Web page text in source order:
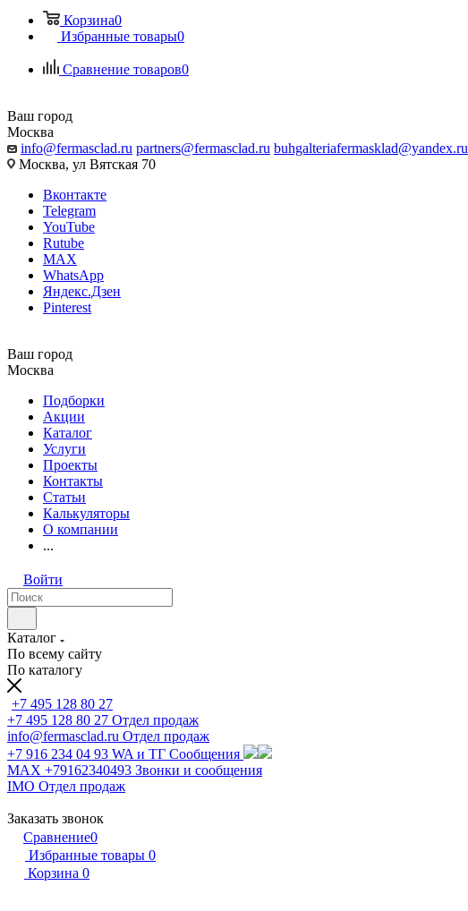
Корзина0
Избранные товары0
Сравнение товаров0
Ваш город
Москва
info@fermasclad.ru partners@fermasclad.ru buhgalteriafermasklad@yandex.ru
Москва, ул Вятская 70
Вконтакте
Telegram
YouTube
Rutube
MAX
WhatsApp
Яндекс.Дзен
Pinterest
Ваш город
Москва
Подборки
Акции
Каталог
Услуги
Проекты
Контакты
Статьи
Калькуляторы
О компании
...
Войти
Каталог
По всему сайту
По каталогу
+7 495 128 80 27
+7 495 128 80 27 Отдел продаж
info@fermasclad.ru Отдел продаж
+7 916 234 04 93 WA и ТГ Сообщения
MAX +79162340493 Звонки и сообщения
IMO Отдел продаж
Заказать звонок
Сравнение0
Избранные товары 0
Корзина 0